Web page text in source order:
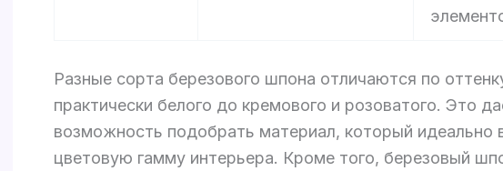
Разные сорта березового шпона отличаются по
практически белого до кремового и розоватого. Это
возможность подобрать материал, который идеально
цветовую гамму интерьера. Кроме того, березовый